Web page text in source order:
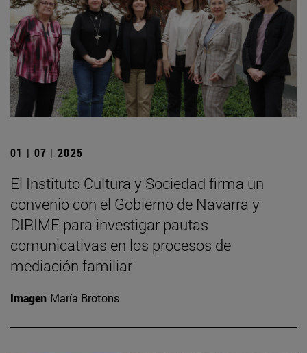
01 | 07 | 2025
El Instituto Cultura y Sociedad firma un
convenio con el Gobierno de Navarra y
DIRIME para investigar pautas
comunicativas en los procesos de
mediación familiar
Imagen María Brotons